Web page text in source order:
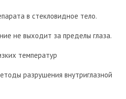
в стекловидное тело.
не выходит за пределы глаза.
температур
разрушения внутриглазной